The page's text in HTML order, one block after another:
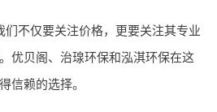
们不仅要关注价格，更要关注其专业
优贝阁、治瑔环保和泓淇环保在这
信赖的选择。